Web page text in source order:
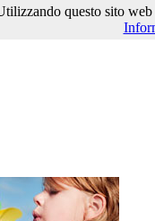
questo sito